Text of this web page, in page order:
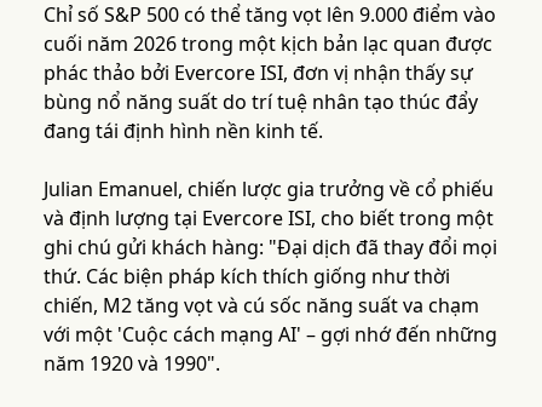
Chỉ số S&P 500 có thể tăng vọt lên 9.000 điểm vào
cuối năm 2026 trong một kịch bản lạc quan được
phác thảo bởi Evercore ISI, đơn vị nhận thấy sự
bùng nổ năng suất do trí tuệ nhân tạo thúc đẩy
đang tái định hình nền kinh tế.
Julian Emanuel, chiến lược gia trưởng về cổ phiếu
và định lượng tại Evercore ISI, cho biết trong một
ghi chú gửi khách hàng: "Đại dịch đã thay đổi mọi
thứ. Các biện pháp kích thích giống như thời
chiến, M2 tăng vọt và cú sốc năng suất va chạm
với một 'Cuộc cách mạng AI' – gợi nhớ đến những
năm 1920 và 1990".